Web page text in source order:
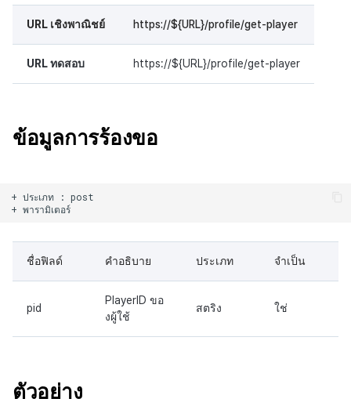
URL เชิงพาณิชย์ https://${URL}/profile/get-player
URL ทดสอบ https://${URL}/profile/get-player
ข้อมูลการร้องขอ
+ ประเภท : post
ชื่อฟิลด์ คำอธิบาย ประเภท จำเป็น
pid
PlayerID ขอ
งผู้ใช้
สตริง ใช่
ตัวอย่าง